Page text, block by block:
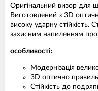
Оригінальний визор для
Виготовлений з 3D
високу ударну стійкість.
захисним напиленням
особливості:
Модернізація
3D оптично
Стійкість до